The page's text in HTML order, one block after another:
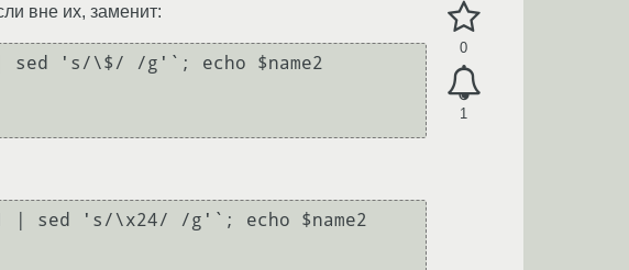
0
1
вне их, заменит:
| sed 's/\$/ /g'`; echo $name2
| sed 's/\x24/ /g'`; echo $name2